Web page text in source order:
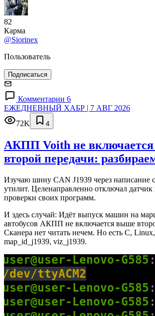
82
Карма
@Siorinex
Пользователь
Подписаться
Комментарии 6
ЕЖЕДНЕВНЫЙ ХАБР | 7 АВГ 2026
72K
4
АКПП Voith не
второй передачи:
Изучаю шину CAN J1939 через написание
утилит. Целенаправленно отключал датчик
проверки своих программ.
И здесь случай: Идёт выпуск машин на
автобусов АКПП не включается выше
Сканера нет читать нечем. Но есть C,
map_id_j1939, viz_j1939.